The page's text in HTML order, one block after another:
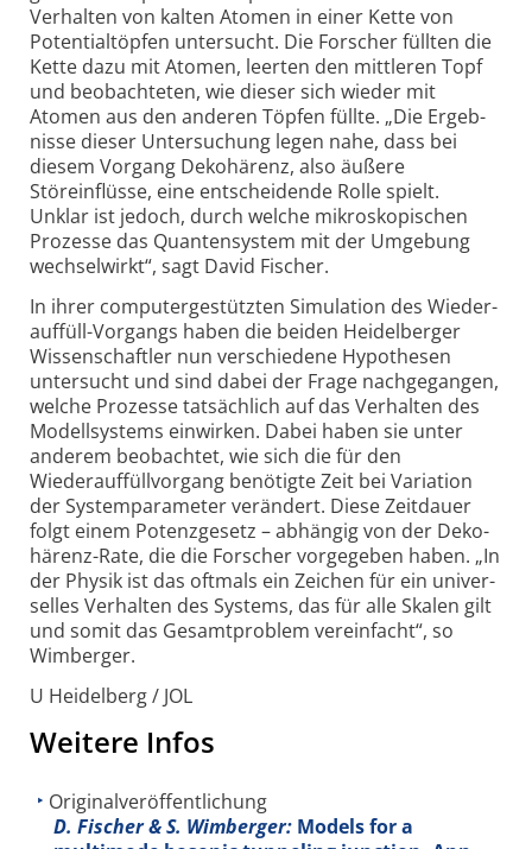
Verhalten von kalten Atomen in einer Kette von
Potential­töpfen untersucht. Die Forscher füllten die
Kette dazu mit Atomen, leerten den mitt­leren Topf
und beobach­teten, wie dieser sich wieder mit
Atomen aus den anderen Töpfen füllte. „Die Ergeb­
nisse dieser Unter­suchung legen nahe, dass bei
diesem Vorgang Dekohärenz, also äußere
Störeinflüsse, eine ent­scheidende Rolle spielt.
Unklar ist jedoch, durch welche mikro­skopischen
Prozesse das Quanten­system mit der Umgebung
wechsel­wirkt“, sagt David Fischer.
In ihrer computer­gestützten Simulation des Wieder­
auffüll-Vorgangs haben die beiden Heidelberger
Wissen­schaftler nun verschiedene Hypo­thesen
untersucht und sind dabei der Frage nachge­gangen,
welche Prozesse tatsäch­lich auf das Verhalten des
Modell­systems einwirken. Dabei haben sie unter
anderem beobachtet, wie sich die für den
Wiederauf­füllvorgang benötigte Zeit bei Variation
der System­parameter verändert. Diese Zeit­dauer
folgt einem Potenz­gesetz – abhängig von der Deko­
härenz-Rate, die die Forscher vorgegeben haben. „In
der Physik ist das oftmals ein Zeichen für ein univer­
selles Verhalten des Systems, das für alle Skalen gilt
und somit das Gesamt­problem vereinfacht“, so
Wimberger.
U Heidelberg / JOL
Weitere Infos
Originalveröffentlichung
D. Fischer & S. Wimberger: Models for a